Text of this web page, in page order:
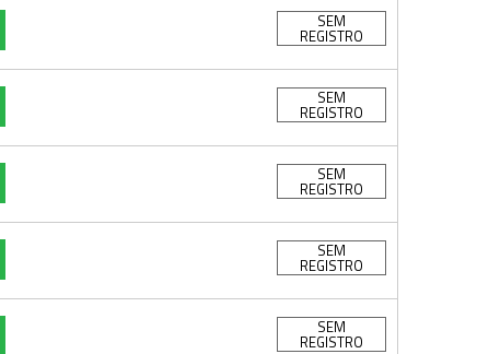
SEM
REGISTRO
SEM
REGISTRO
SEM
REGISTRO
SEM
REGISTRO
SEM
REGISTRO